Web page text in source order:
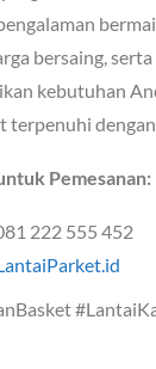
bersaing,
kebutuhan
terpenuhi
Pemesanan:
222 555 452